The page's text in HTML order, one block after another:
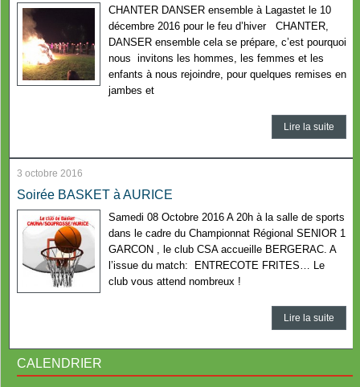
CHANTER DANSER ensemble à Lagastet le 10
décembre 2016 pour le feu d’hiver CHANTER,
DANSER ensemble cela se prépare, c’est pourquoi
nous invitons les hommes, les femmes et les
enfants à nous rejoindre, pour quelques remises en
jambes et
Lire la suite
3 octobre 2016
Soirée BASKET à AURICE
Samedi 08 Octobre 2016 A 20h à la salle de sports
dans le cadre du Championnat Régional SENIOR 1
GARCON , le club CSA accueille BERGERAC. A
l’issue du match: ENTRECOTE FRITES… Le
club vous attend nombreux !
Lire la suite
CALENDRIER